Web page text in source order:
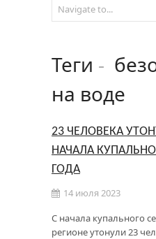
Теги -
на воде
23 ЧЕЛОВЕКА
НАЧАЛА
ГОДА
14 июля 2023
С начала купального
регионе утонули 23